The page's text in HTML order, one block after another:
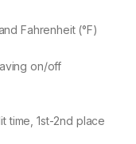
Fahrenheit (°F)
on/off
time, 1st-2nd place